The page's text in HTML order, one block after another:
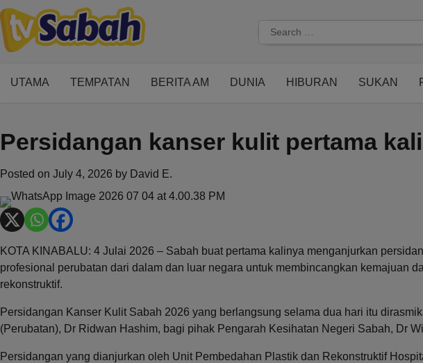
Skip
to
content
Search
for:
UTAMA TEMPATAN BERITA AM DUNIA HIBURAN SUKAN
Persidangan kanser kulit pertama
Posted on July 4, 2026 by David E.
KOTA KINABALU: 4 Julai 2026 – Sabah buat pertama kalinya menganjurkan
profesional perubatan dari dalam dan luar negara untuk membincangkan kemajuan
rekonstruktif.
Persidangan Kanser Kulit Sabah 2026 yang berlangsung selama dua hari itu
(Perubatan), Dr Ridwan Hashim, bagi pihak Pengarah Kesihatan Negeri Sabah, Dr
Persidangan yang dianjurkan oleh Unit Pembedahan Plastik dan Rekonstruktif